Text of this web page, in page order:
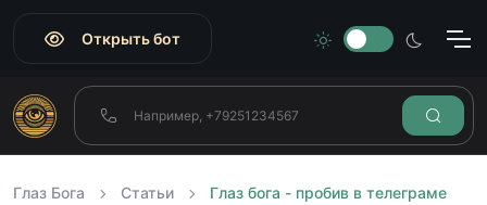
Открыть бот
Глаз Бога Статьи Глаз бога - пробив в телеграме